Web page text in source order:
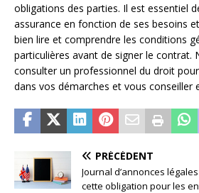
obligations des parties. Il est essentiel
assurance en fonction de ses besoins
bien lire et comprendre les conditions
particulières avant de signer le contrat.
consulter un professionnel du droit
dans vos démarches et vous conseiller
PRÉCÉDENT
Journal d’annonces
cette obligation pour les